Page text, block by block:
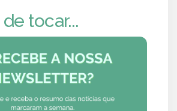
tocar...